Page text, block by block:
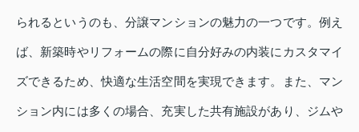
られるというのも、分譲マンションの魅力の一つです。例え
ば、新築時やリフォームの際に自分好みの内装にカスタマイ
ズできるため、快適な生活空間を実現できます。また、マン
ション内には多くの場合、充実した共有施設があり、ジムや